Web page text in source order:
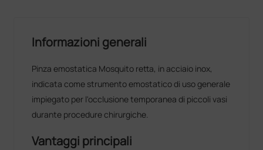
Informazioni generali
Pinza emostatica Mosquito retta, in acciaio inox,
indicata come strumento emostatico di uso generale
impiegato per l'occlusione temporanea di piccoli vasi
durante procedure chirurgiche.
Vantaggi principali